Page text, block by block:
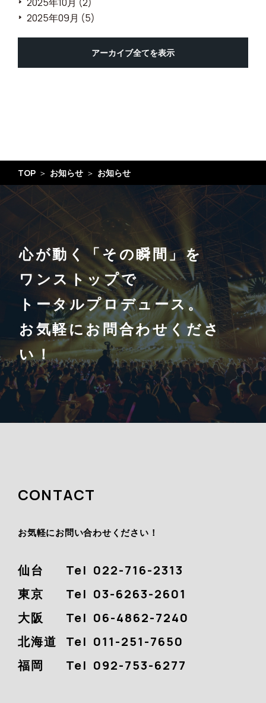
2025年09月 (5)
アーカイブ全てを表示
TOP お知らせ お知らせ
心が動く「その瞬間」を
ワンストップで
トータルプロデュース。
お気軽にお問合わせくださ
い！
CONTACT
お気軽にお問い合わせください！
仙台 Tel 022-716-2313
東京
Tel 03-6263-2601
大阪
Tel 06-4862-7240
北海道
Tel 011-251-7650
福岡
Tel 092-753-6277